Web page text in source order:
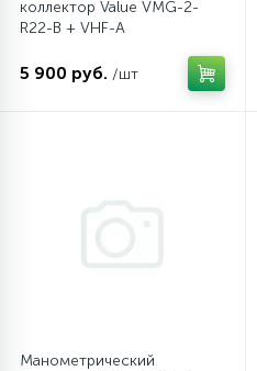
Сливные фильтры
Стекла люка
коллектор Value VMG-2-
R22-B + VHF-A
5 900 руб. /шт
Манометрический